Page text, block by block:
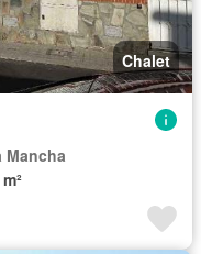
Chalet
Mancha